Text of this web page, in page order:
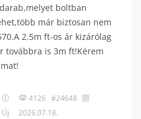
boltban
már biztosan nem
2.5m ft-os ár kizárólag
továbbra is 3m ft!Kérem
Új
4126 #24648
2026.07.18.